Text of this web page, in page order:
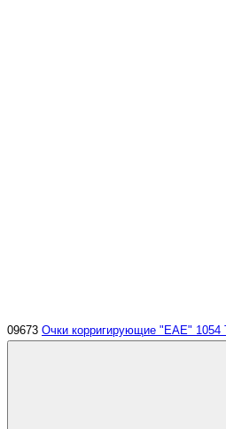
09673 Очки корригирующие "EAE" 1054 Т